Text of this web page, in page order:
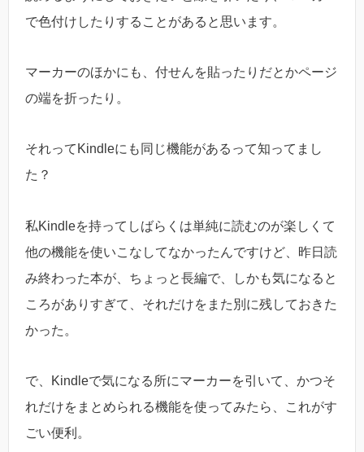
で色付けしたりすることがあると思います。
マーカーのほかにも、付せんを貼ったりだとかページ
の端を折ったり。
それってKindleにも同じ機能があるって知ってまし
た？
私Kindleを持ってしばらくは単純に読むのが楽しくて
他の機能を使いこなしてなかったんですけど、昨日読
み終わった本が、ちょっと長編で、しかも気になると
ころがありすぎて、それだけをまた別に残しておきた
かった。
で、Kindleで気になる所にマーカーを引いて、かつそ
れだけをまとめられる機能を使ってみたら、これがす
ごい便利。